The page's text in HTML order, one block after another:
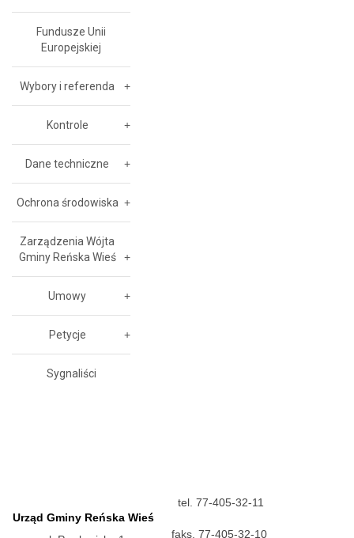
Fundusze Unii
Europejskiej
Wybory i referenda
Kontrole
Dane techniczne
Ochrona środowiska
Zarządzenia Wójta
Gminy Reńska Wieś
Umowy
Petycje
Sygnaliści
Urząd Gminy Reńska Wieś
tel. 77-405-32-11
faks. 77-405-32-10